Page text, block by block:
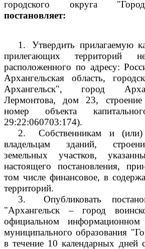
городского округа
постановляет:
1.
Утвердить прилагаемую
прилегающих территорий
расположенного по адресу:
Архангельская область,
Архангельск", город
Лермонтова, дом 23,
номер объекта
29:22:060703:174).
2.
Собственникам и
владельцам зданий,
земельных участков,
настоящего постановления,
том числе финансовое, в
территорий.
3.
Опубликовать
"Архангельск – город
официальном информационном
муниципального образования
в течение 10 календарных дней